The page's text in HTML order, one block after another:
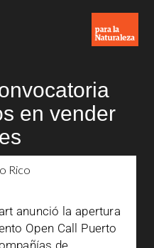
en vender
anunció la apertura
Open Call Puerto